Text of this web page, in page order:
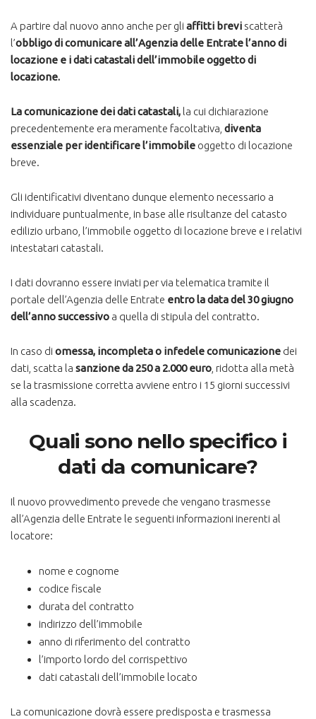
A partire dal nuovo anno anche per gli affitti brevi scatterà
l’obbligo di comunicare all’Agenzia delle Entrate l’anno di
locazione e i dati catastali dell’immobile oggetto di
locazione.
La comunicazione dei dati catastali, la cui dichiarazione
precedentemente era meramente facoltativa, diventa
essenziale per identificare l’immobile oggetto di locazione
breve.
Gli identificativi diventano dunque elemento necessario a
individuare puntualmente, in base alle risultanze del catasto
edilizio urbano, l’immobile oggetto di locazione breve e i relativi
intestatari catastali.
I dati dovranno essere inviati per via telematica tramite il
portale dell’Agenzia delle Entrate entro la data del 30 giugno
dell’anno successivo a quella di stipula del contratto.
In caso di omessa, incompleta o infedele comunicazione dei
dati, scatta la sanzione da 250 a 2.000 euro , ridotta alla metà
se la trasmissione corretta avviene entro i 15 giorni successivi
alla scadenza.
Quali sono nello specifico i
dati da comunicare?
Il nuovo provvedimento prevede che vengano trasmesse
all’Agenzia delle Entrate le seguenti informazioni inerenti al
locatore:
nome e cognome
codice fiscale
durata del contratto
indirizzo dell’immobile
anno di riferimento del contratto
l’importo lordo del corrispettivo
dati catastali dell’immobile locato
La comunicazione dovrà essere predisposta e trasmessa